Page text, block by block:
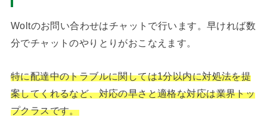
Woltのお問い合わせはチャットで行います。早ければ数
分でチャットのやりとりがおこなえます。
特に配達中のトラブルに関しては1分以内に対処法を提
案してくれるなど、対応の早さと適格な対応は業界トッ
プクラスです。